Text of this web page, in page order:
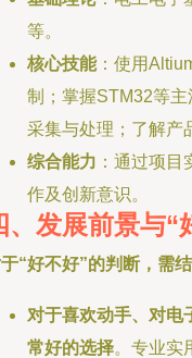
等。
核心技能：使用
制；掌握STM32等
采集与处理；了解产
综合能力 ：通过项
作及创新意识。
、发展前景与“
“好不好”的判断，需
对于喜欢动手、对电
常好的选择。专业实